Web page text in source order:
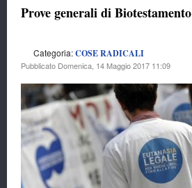
Prove generali di Biotestamento
Categoria:COSE RADICALI
Pubblicato Domenica, 14 Maggio 2017 11:09